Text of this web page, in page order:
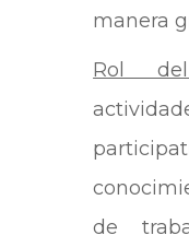
manera
Rol
de